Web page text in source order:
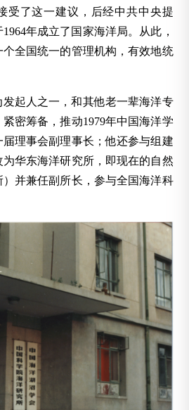
受了这一建议，后经中共中央提
年成立了国家海洋局。从此，
全国统一的管理机构，有效地统
起人之一，和其他老一辈海洋专
密筹备，推动1979年中国海洋学
理事会副理事长；他还参与组建
华东海洋研究所，即现在的自然
并兼任副所长，参与全国海洋科